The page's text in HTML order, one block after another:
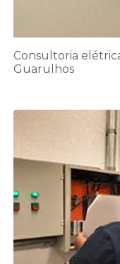
Consultoria
Guarulhos